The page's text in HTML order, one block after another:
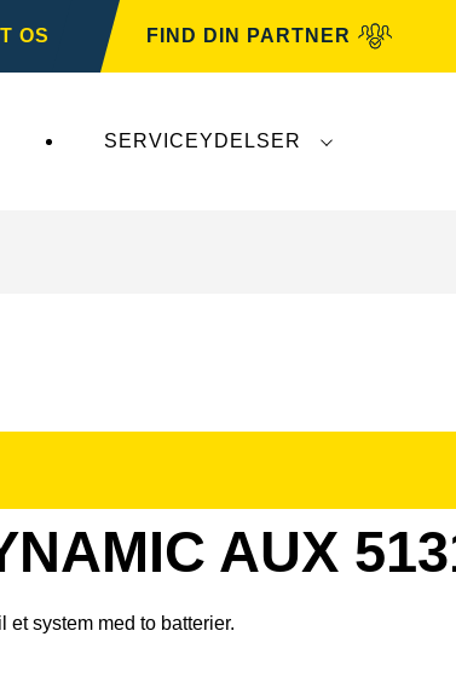
OS FIND DIN PARTNER
SERVICEYDELSER
AUX
et system med to batterier.